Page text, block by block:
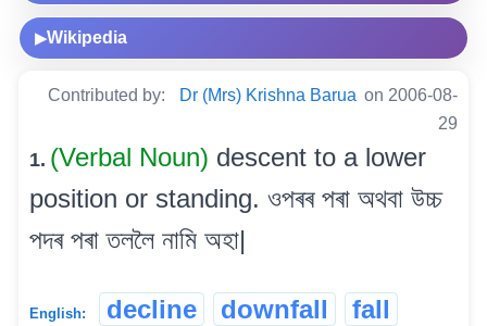
▶Wikipedia
Contributed by: Dr (Mrs) Krishna Barua on 2006-08-
29
1. (Verbal Noun) descent to a lower
position or standing. ওপৰৰ পৰা অথবা উচ্চ
পদৰ পৰা তললৈ নামি অহা|
English: decline downfall
fall